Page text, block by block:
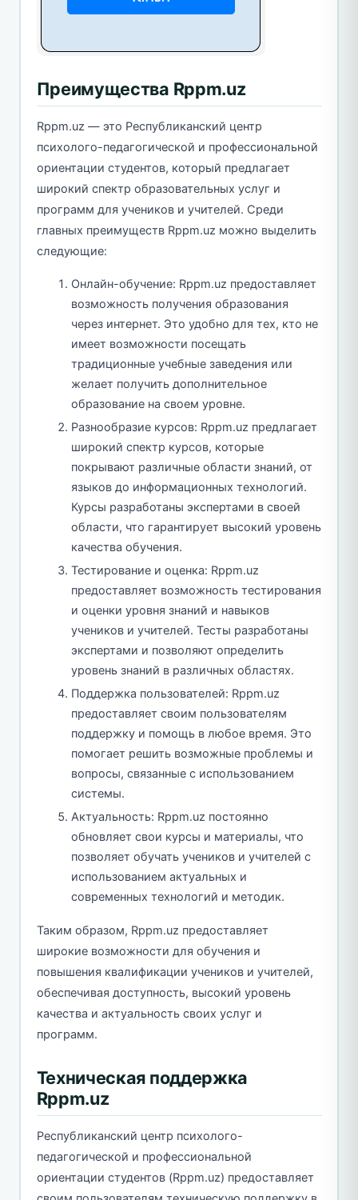
Преимущества Rppm.uz
Rppm.uz — это Республиканский центр
психолого-педагогической и профессиональной
ориентации студентов, который предлагает
широкий спектр образовательных услуг и
программ для учеников и учителей. Среди
главных преимуществ Rppm.uz можно выделить
следующие:
Онлайн-обучение: Rppm.uz предоставляет
возможность получения образования
через интернет. Это удобно для тех, кто не
имеет возможности посещать
традиционные учебные заведения или
желает получить дополнительное
образование на своем уровне.
Разнообразие курсов: Rppm.uz предлагает
широкий спектр курсов, которые
покрывают различные области знаний, от
языков до информационных технологий.
Курсы разработаны экспертами в своей
области, что гарантирует высокий уровень
качества обучения.
Тестирование и оценка: Rppm.uz
предоставляет возможность тестирования
и оценки уровня знаний и навыков
учеников и учителей. Тесты разработаны
экспертами и позволяют определить
уровень знаний в различных областях.
Поддержка пользователей: Rppm.uz
предоставляет своим пользователям
поддержку и помощь в любое время. Это
помогает решить возможные проблемы и
вопросы, связанные с использованием
системы.
Актуальность: Rppm.uz постоянно
обновляет свои курсы и материалы, что
позволяет обучать учеников и учителей с
использованием актуальных и
современных технологий и методик.
Таким образом, Rppm.uz предоставляет
широкие возможности для обучения и
повышения квалификации учеников и учителей,
обеспечивая доступность, высокий уровень
качества и актуальность своих услуг и
программ.
Техническая поддержка
Rppm.uz
Республиканский центр психолого-
педагогической и профессиональной
ориентации студентов (Rppm.uz) предоставляет